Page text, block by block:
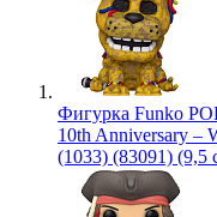
Фигурка Funko
10th Anniversary –
(1033) (83091) (9,5